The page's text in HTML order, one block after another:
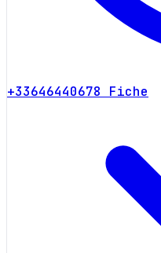
+33646440678 Fiche